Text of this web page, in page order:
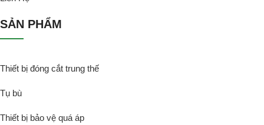
SẢN PHẨM
Thiết bị đóng cắt trung thế
Tụ bù
Thiết bị bảo vệ quá áp